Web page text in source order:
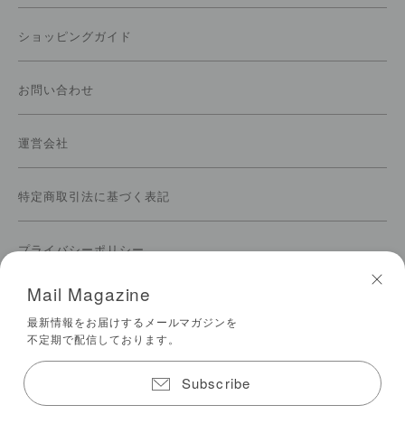
ショッピングガイド
お問い合わせ
運営会社
特定商取引法に基づく表記
プライバシーポリシー
ご利用規約
© 2026 biotope All Rights Reserved
Mail Magazine
最新情報をお届けするメールマガジンを
不定期で配信しております。
Subscribe